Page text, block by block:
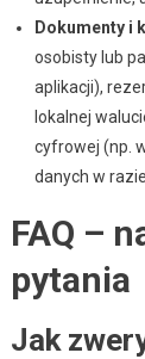
Dokumenty i
osobisty lub
aplikacji),
lokalnej
cyfrowej (np.
danych w
FAQ –
pytania
Jak